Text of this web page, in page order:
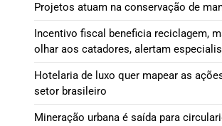
Projetos atuam na conservação de
Incentivo fiscal beneficia reciclagem,
olhar aos catadores, alertam
Hotelaria de luxo quer mapear as
setor brasileiro
Mineração urbana é saída para